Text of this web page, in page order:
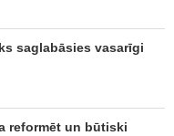
saglabāsies vasarīgi
reformēt un būtiski